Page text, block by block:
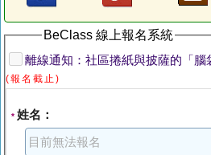
BeClass 線上報名系統
離線通知：社區捲紙與披薩的「腦
(報名截止)
* 姓名：